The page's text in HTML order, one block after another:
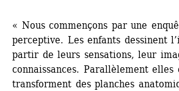
« Nous commençons par une
perceptive. Les enfants dessinent
partir de leurs sensations, leur
connaissances. Parallèlement
transforment des planches